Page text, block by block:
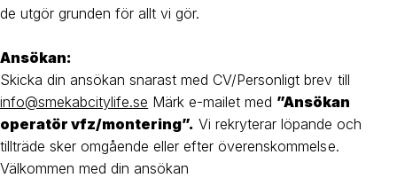
de utgör grunden för allt vi gör.
Ansökan:
Skicka din ansökan snarast med CV/Personligt brev till
info@smekabcitylife.se Märk e-mailet med ”Ansökan
operatör vfz/montering”. Vi rekryterar löpande och
tillträde sker omgående eller efter överenskommelse.
Välkommen med din ansökan